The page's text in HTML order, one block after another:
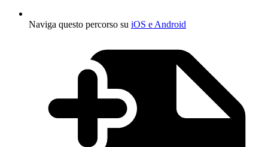
Naviga questo percorso su iOS e Android